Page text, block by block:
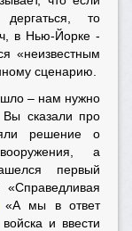
то
в Нью-Йорке -
«неизвестным
сценарию.
– нам нужно
Вы сказали про
решение о
а
первый
«А мы в ответ
и ввести